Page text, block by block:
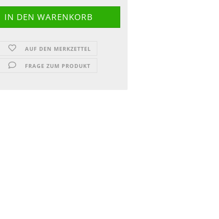
AUF DEN MERKZETTEL
FRAGE ZUM PRODUKT